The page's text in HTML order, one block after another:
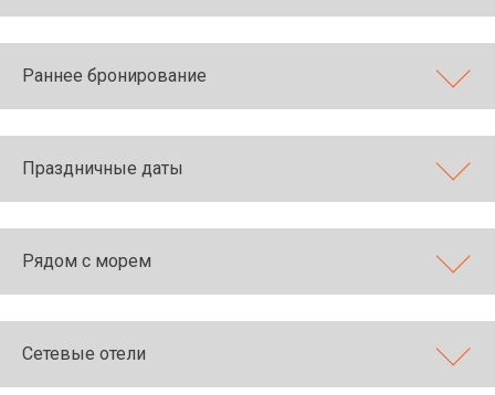
Раннее бронирование
Праздничные даты
Рядом с морем
Сетевые отели